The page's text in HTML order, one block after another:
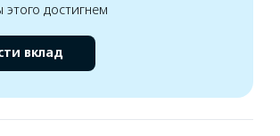
этого достигнем
вклад